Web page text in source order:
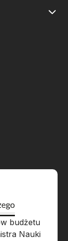
budżetu
Nauki